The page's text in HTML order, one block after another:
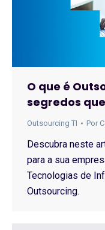
O que é
segredos
Outsourcing TI Por
Descubra neste
para a sua
Tecnologias de
Outsourcing.